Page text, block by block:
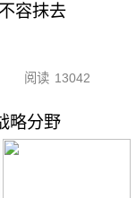
容抹去
阅读 13042
略分野